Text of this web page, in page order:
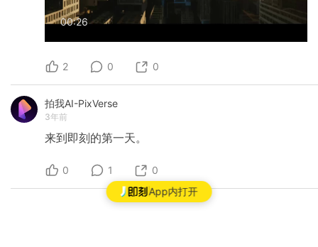
App内打开
00:26
2 0 0
拍我AI-PixVerse
3年前
来到即刻的第一天。
0 1 0